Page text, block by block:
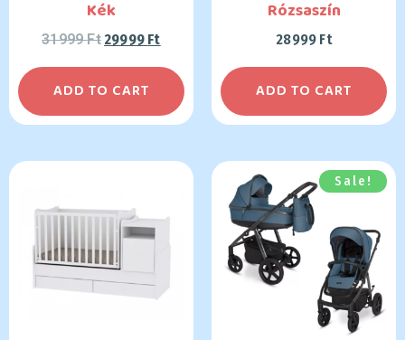
Kék
31999Ft 29999 Ft
ADD TO CART
Rózsaszín
28999 Ft
ADD TO CART
Sale!